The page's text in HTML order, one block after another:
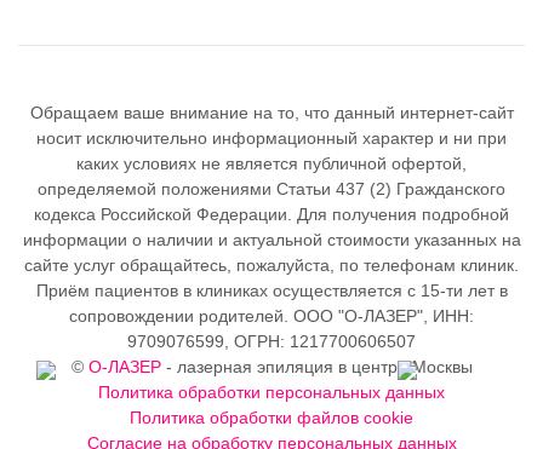
Обращаем ваше внимание на то, что данный интернет-сайт
носит исключительно информационный характер и ни при
каких условиях не является публичной офертой,
определяемой положениями Статьи 437 (2) Гражданского
кодекса Российской Федерации. Для получения подробной
информации о наличии и актуальной стоимости указанных на
сайте услуг обращайтесь, пожалуйста, по телефонам клиник.
Приём пациентов в клиниках осуществляется с 15-ти лет в
сопровождении родителей. ООО "О-ЛАЗЕР", ИНН:
9709076599, ОГРН: 1217700606507
© О-ЛАЗЕР- лазерная эпиляция в центре Москвы
Политика обработки персональных данных
Политика обработки файлов cookie
Согласие на обработку персональных данных